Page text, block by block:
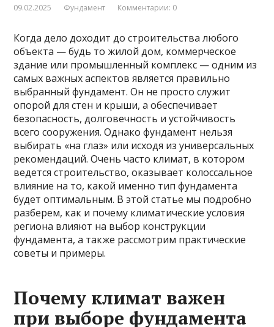
09.02.2025 Фундамент Комментарии: 0
Когда дело доходит до строительства любого
объекта — будь то жилой дом, коммерческое
здание или промышленный комплекс — одним из
самых важных аспектов является правильно
выбранный фундамент. Он не просто служит
опорой для стен и крыши, а обеспечивает
безопасность, долговечность и устойчивость
всего сооружения. Однако фундамент нельзя
выбирать «на глаз» или исходя из универсальных
рекомендаций. Очень часто климат, в котором
ведется строительство, оказывает колоссальное
влияние на то, какой именно тип фундамента
будет оптимальным. В этой статье мы подробно
разберем, как и почему климатические условия
региона влияют на выбор конструкции
фундамента, а также рассмотрим практические
советы и примеры.
Почему климат важен
при выборе фундамента